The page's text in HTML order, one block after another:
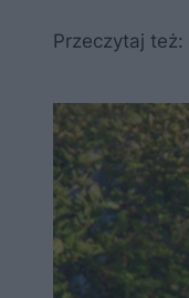
Przeczytaj też: